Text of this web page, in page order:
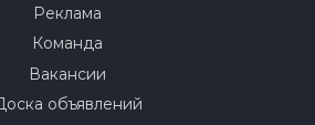
Реклама
Команда
Вакансии
объявлений